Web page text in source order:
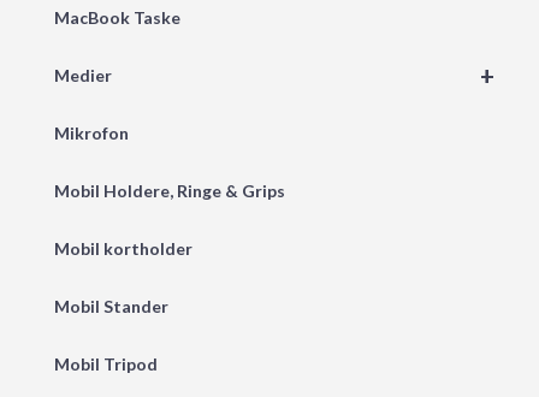
MacBook Taske
+
Medier
Mikrofon
Mobil Holdere, Ringe & Grips
Mobil kortholder
Mobil Stander
Mobil Tripod